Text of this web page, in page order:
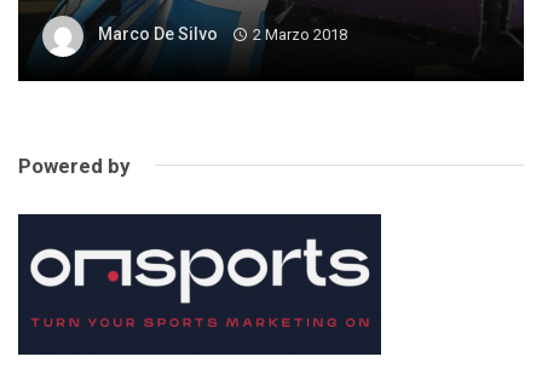
Marco De Silvo 2 Marzo 2018
Powered by